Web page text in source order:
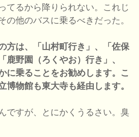
てるから降りられない。これじ
の他のバスに乗るべきだった。
方は、「山村町行き」、「佐保
鹿野園（ろくやお）行き」、
に乗ることをお勧めします。こ
博物館も東大寺も経由します。
ですが、とにかくうるさい。臭